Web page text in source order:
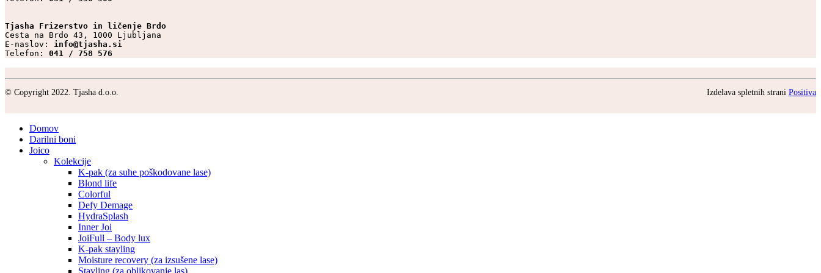
Tjasha Frizerstvo in ličenje Brdo
Cesta na Brdo 43, 1000 Ljubljana
E-naslov: info@tjasha.si
Telefon: 041 / 758 576
© Copyright 2022. Tjasha d.o.o. Izdelava spletnih strani Positiva
Domov
Darilni boni
Joico
Kolekcije
K-pak (za suhe poškodovane lase)
Blond life
Colorful
Defy Demage
HydraSplash
Inner Joi
JoiFull – Body lux
K-pak stayling
Moisture recovery (za izsušene lase)